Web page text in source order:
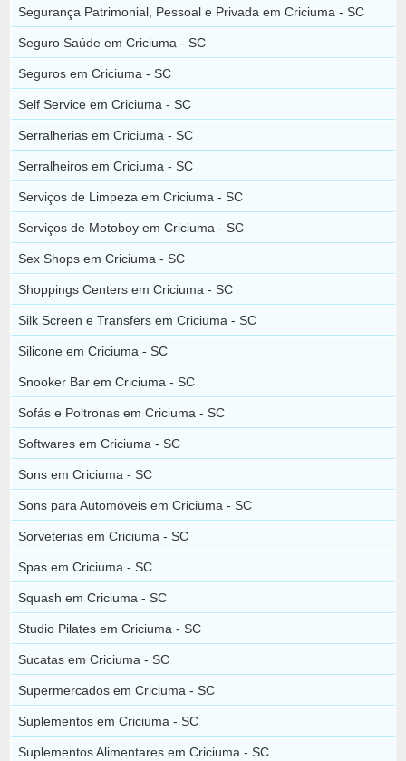
Segurança Patrimonial, Pessoal e Privada em Criciuma - SC
Seguro Saúde em Criciuma - SC
Seguros em Criciuma - SC
Self Service em Criciuma - SC
Serralherias em Criciuma - SC
Serralheiros em Criciuma - SC
Serviços de Limpeza em Criciuma - SC
Serviços de Motoboy em Criciuma - SC
Sex Shops em Criciuma - SC
Shoppings Centers em Criciuma - SC
Silk Screen e Transfers em Criciuma - SC
Silicone em Criciuma - SC
Snooker Bar em Criciuma - SC
Sofás e Poltronas em Criciuma - SC
Softwares em Criciuma - SC
Sons em Criciuma - SC
Sons para Automóveis em Criciuma - SC
Sorveterias em Criciuma - SC
Spas em Criciuma - SC
Squash em Criciuma - SC
Studio Pilates em Criciuma - SC
Sucatas em Criciuma - SC
Supermercados em Criciuma - SC
Suplementos em Criciuma - SC
Suplementos Alimentares em Criciuma - SC